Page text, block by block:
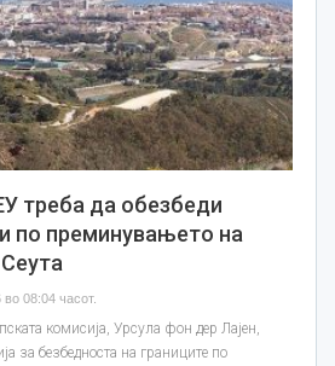
треба да обезбеди
по преминувањето на
во 08:04 часот.
комисија, Урсула фон дер Лајен,
за безбедноста на границите по